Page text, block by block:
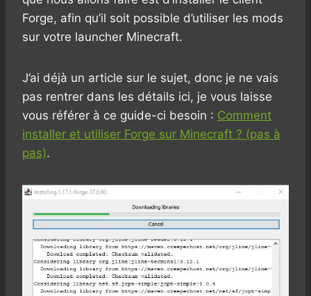
Forge, afin qu’il soit possible d’utiliser les mods
sur votre launcher Minecraft.
J’ai déjà un article sur le sujet, donc je ne vais
pas rentrer dans les détails ici, je vous laisse
vous référer à ce guide-ci besoin : Comment
installer et utiliser Forge sur Minecraft ? (pas à
pas).